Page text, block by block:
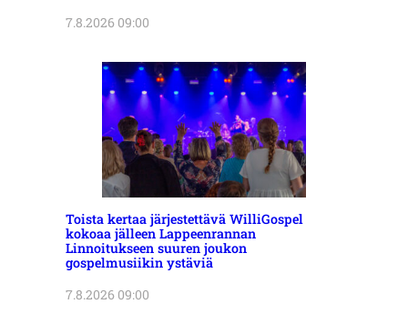
7.8.2026 09:00
Toista kertaa järjestettävä WilliGospel
kokoaa jälleen Lappeenrannan
Linnoitukseen suuren joukon
gospelmusiikin ystäviä
7.8.2026 09:00